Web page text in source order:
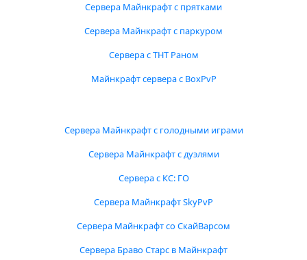
Сервера Майнкрафт с прятками
Сервера Майнкрафт с паркуром
Сервера с ТНТ Раном
Майнкрафт сервера с BoxPvP
Сервера Майнкрафт с голодными играми
Сервера Майнкрафт с дуэлями
Сервера с КС: ГО
Сервера Майнкрафт SkyPvP
Сервера Майнкрафт со СкайВарсом
Сервера Браво Старс в Майнкрафт